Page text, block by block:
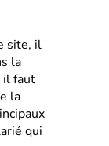
site, il
la
il faut
la
qui